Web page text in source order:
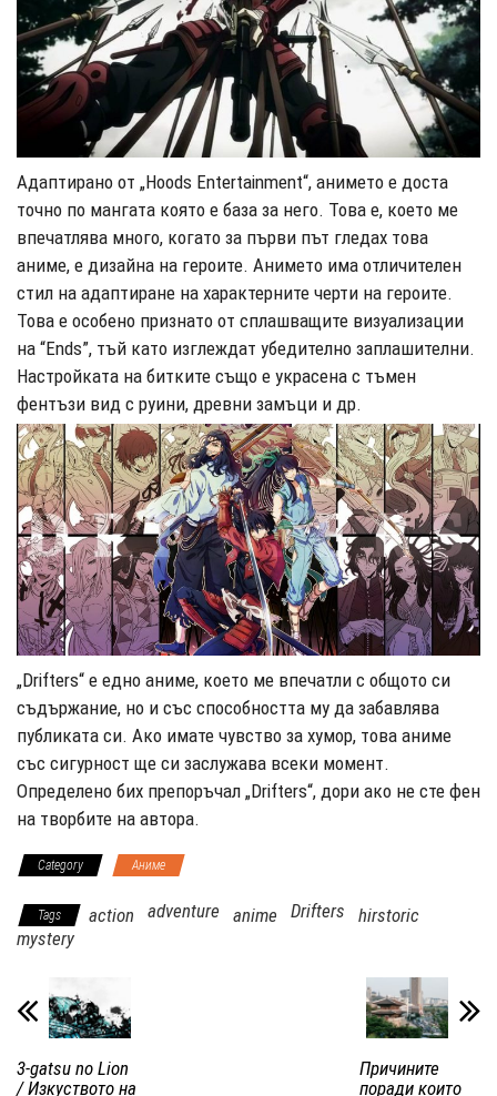
Адаптирано от „Hoods Entertainment“, анимето е доста
точно по мангата която е база за него. Това е, което ме
впечатлява много, когато за първи път гледах това
аниме, е дизайна на героите. Анимето има отличителен
стил на адаптиране на характерните черти на героите.
Това е особено признато от сплашващите визуализации
на “Ends”, тъй като изглеждат убедително заплашителни.
Настройката на битките също е украсена с тъмен
фентъзи вид с руини, древни замъци и др.
„Drifters“ е едно аниме, което ме впечатли с общото си
съдържание, но и със способността му да забавлява
публиката си. Ако имате чувство за хумор, това аниме
със сигурност ще си заслужава всеки момент.
Определено бих препоръчал „Drifters“, дори ако не сте фен
на творбите на автора.
Category Аниме
Tags action adventure anime Drifters
hirstoric
mystery
3-gatsu no Lion
/ Изкуството на
Причините
поради които